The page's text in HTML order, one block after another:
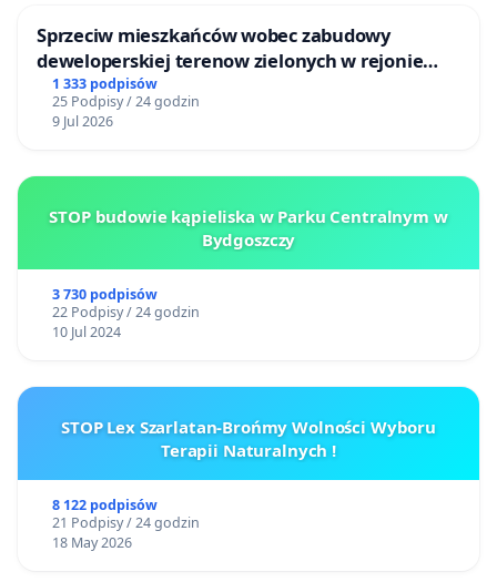
Sprzeciw mieszkańców wobec zabudowy
deweloperskiej terenow zielonych w rejonie
Bulwarów Straceńskich w Bielsku-Białej
1 333 podpisów
25 Podpisy / 24 godzin
9 Jul 2026
STOP budowie kąpieliska w Parku Centralnym w
Bydgoszczy
3 730 podpisów
22 Podpisy / 24 godzin
10 Jul 2024
STOP Lex Szarlatan-Brońmy Wolności Wyboru
Terapii Naturalnych !
8 122 podpisów
21 Podpisy / 24 godzin
18 May 2026